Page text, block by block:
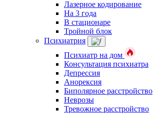
Лазерное кодирование
На 3 года
В стационаре
Тройной блок
Психиатрия
Психиатр на дом
Консультация психиатра
Депрессия
Анорексия
Биполярное расстройство
Неврозы
Тревожное расстройство